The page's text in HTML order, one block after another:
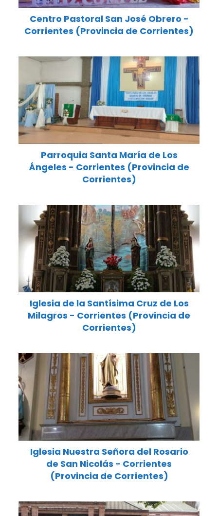
Centro Pastoral San José Obrero -
Corrientes (Provincia de Corrientes)
Parroquia Santa María de Los
Ángeles - Corrientes (Provincia de
Corrientes)
Iglesia de la Santísima Cruz de Los
Milagros - Corrientes (Provincia de
Corrientes)
Iglesia Nuestra Señora del Rosario
de San Nicolás - Corrientes
(Provincia de Corrientes)